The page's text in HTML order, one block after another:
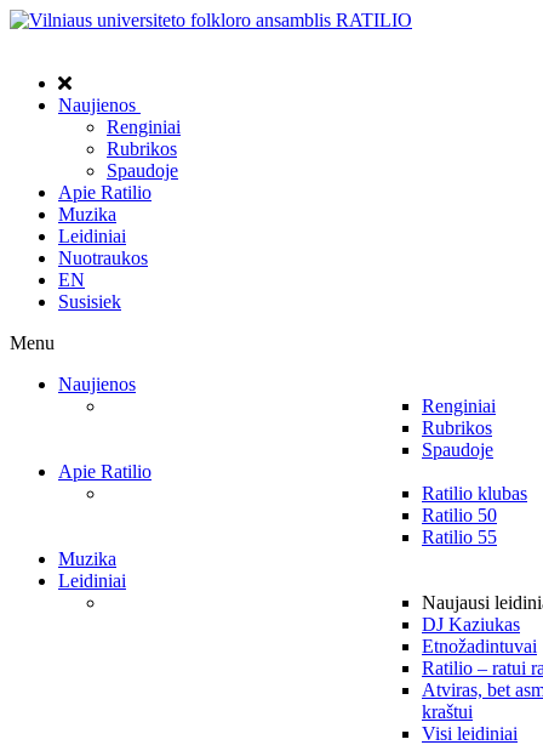
Naujienos
Renginiai
Rubrikos
Spaudoje
Apie Ratilio
Muzika
Leidiniai
Nuotraukos
EN
Susisiek
Menu
Naujienos
Renginiai
Rubrikos
Spaudoje
Apie Ratilio
Ratilio klubas
Ratilio 50
Ratilio 55
Muzika
Leidiniai
Naujausi
DJ Kaziukas
Etnožadintuvai
Ratilio – ratui
Atviras, bet
kraštui
Visi leidiniai